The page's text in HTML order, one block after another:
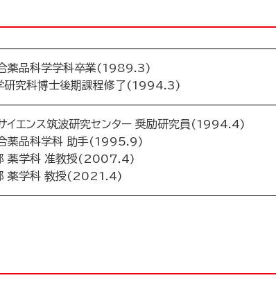
薬品科学学科卒業(1989.3)
研究科博士後期課程修了(1994.3)
イエンス筑波研究センター 奨励研究員(1994.4)
薬品科学科 助手(1995.9)
薬学科 准教授(2007.4)
薬学科 教授(2021.4)